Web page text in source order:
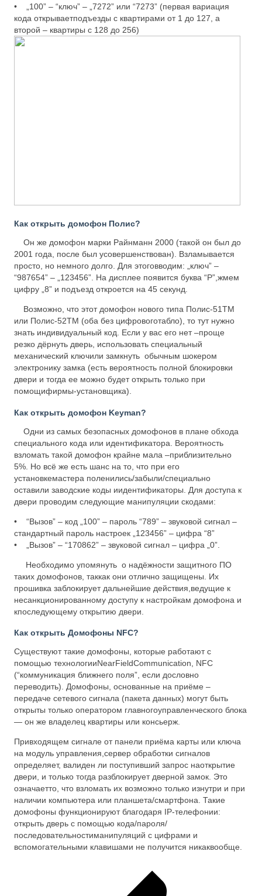
• „100” – “ключ” – „7272” или “7273” (первая вариация
кода открываетподъезды с квартирами от 1 до 127, а
второй – квартиры с 128 до 256)
Как открыть домофон Полис?
Он же домофон марки Райнманн 2000 (такой он был до
2001 года, после был усовершенствован). Взламывается
просто, но немного долго. Для этоговводим: „ключ” –
“987654” – „123456”. На дисплее появится буква “Р”,жмем
цифру „8” и подъезд откроется на 45 секунд.
Возможно, что этот домофон нового типа Полис-51ТМ
или Полис-52ТМ (оба без цифровоготабло), то тут нужно
знать индивидуальный код. Если у вас его нет –проще
резко дёрнуть дверь, использовать специальный
механический ключили замкнуть обычным шокером
электронику замка (есть вероятность полной блокировки
двери и тогда ее можно будет открыть только при
помощифирмы-установщика).
Как открыть домофон Keyman?
Одни из самых безопасных домофонов в плане обхода
специального кода или идентификатора. Вероятность
взломать такой домофон крайне мала –приблизительно
5%. Но всё же есть шанс на то, что при его
установкемастера поленились/забыли/специально
оставили заводские коды иидентификаторы. Для доступа к
двери проводим следующие манипуляции скодами:
• “Вызов” – код „100” – пароль “789” – звуковой сигнал –
стандартный пароль настроек „123456” – цифра “8”
• „Вызов” – “170862” – звуковой сигнал – цифра „0”.
Необходимо упомянуть о надёжности защитного ПО
таких домофонов, таккак они отлично защищены. Их
прошивка заблокирует дальнейшие действия,ведущие к
несанкционированному доступу к настройкам домофона и
кпоследующему открытию двери.
Как открыть Домофоны NFC?
Существуют такие домофоны, которые работают с
помощью технологииNearFieldCommunication, NFC
(“коммуникация ближнего поля”, если дословно
переводить). Домофоны, основанные на приёме –
передаче сетевого сигнала (пакета данных) могут быть
открыты только оператором главногоуправленческого блока
— он же владелец квартиры или консьерж.
Привходящем сигнале от панели приёма карты или ключа
на модуль управления,сервер обработки сигналов
определяет, валиден ли поступивший запрос наоткрытие
двери, и только тогда разблокирует дверной замок. Это
означаетто, что взломать их возможно только изнутри и при
наличии компьютера или планшета/смартфона. Такие
домофоны функционируют благодаря IP-телефонии:
открыть дверь с помощью кода/пароля/
последовательностиманипуляций с цифрами и
вспомогательными клавишами не получится никаквообще.